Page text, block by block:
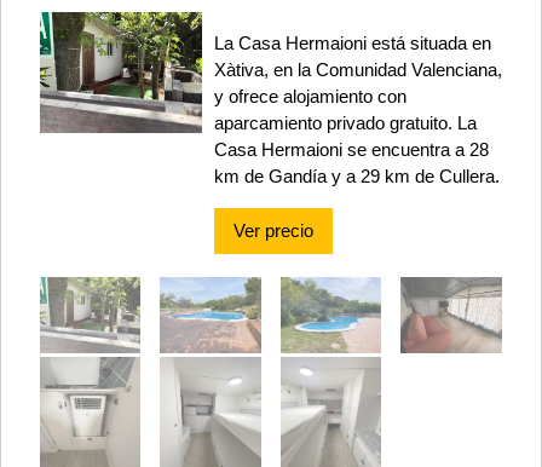
La Casa Hermaioni está situada en
Xàtiva, en la Comunidad Valenciana,
y ofrece alojamiento con
aparcamiento privado gratuito. La
Casa Hermaioni se encuentra a 28
km de Gandía y a 29 km de Cullera.
Ver precio